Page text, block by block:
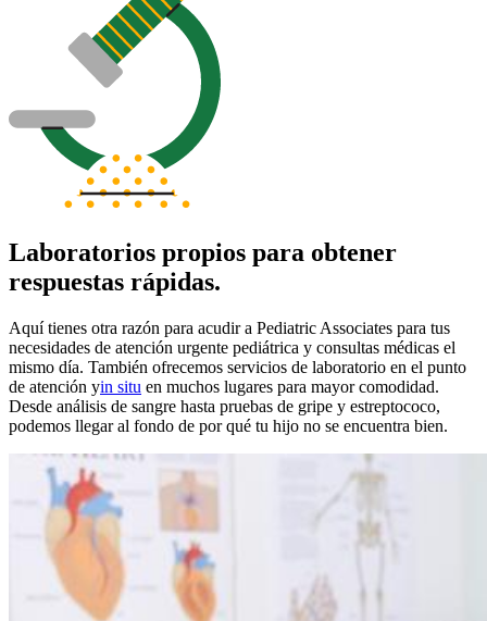
Laboratorios propios para obtener
respuestas rápidas.
Aquí tienes otra razón para acudir a Pediatric Associates para tus
necesidades de atención urgente pediátrica y consultas médicas el
mismo día. También ofrecemos servicios de laboratorio en el punto
de atención yin situ en muchos lugares para mayor comodidad.
Desde análisis de sangre hasta pruebas de gripe y estreptococo,
podemos llegar al fondo de por qué tu hijo no se encuentra bien.